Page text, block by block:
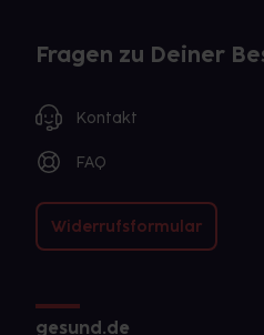
Fragen zu Deiner
Kontakt
FAQ
Widerrufsformular
gesund.de